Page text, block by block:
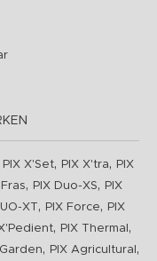
PIX X'Set, PIX X'tra,
PIX
Fras, PIX Duo-XS,
PIX
XT, PIX Force,
PIX
, PIX Thermal ,
, PIX Agricultural ,